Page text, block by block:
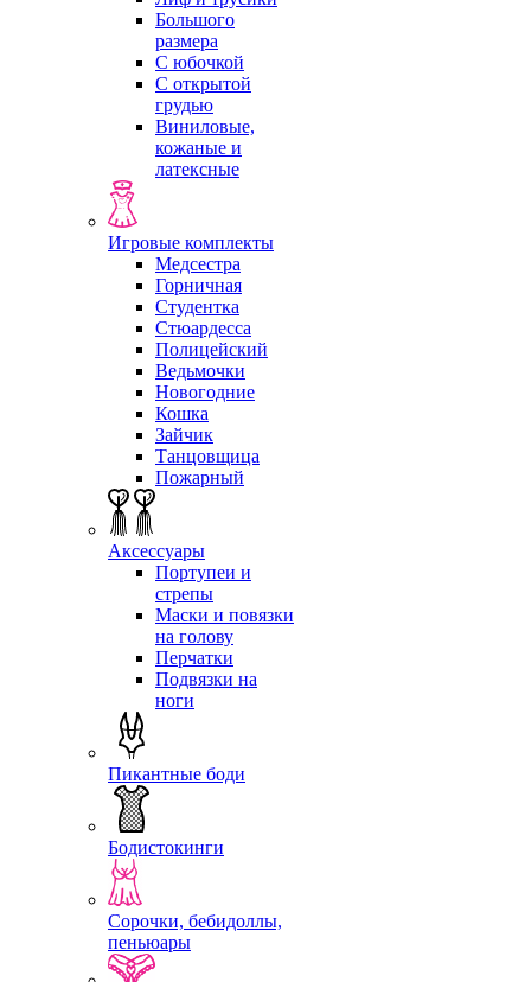
Большого
размера
С юбочкой
С открытой
грудью
Виниловые,
кожаные и
латексные
Игровые комплекты
Медсестра
Горничная
Студентка
Стюардесса
Полицейский
Ведьмочки
Новогодние
Кошка
Зайчик
Танцовщица
Пожарный
Аксессуары
Портупеи и
стрепы
Маски и повязки
на голову
Перчатки
Подвязки на
ноги
Пикантные боди
Бодистокинги
Сорочки, бебидоллы,
пеньюары